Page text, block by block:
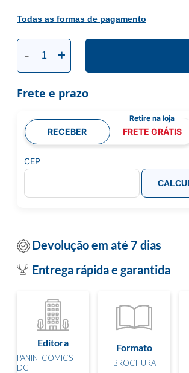
Todas as formas de pagamento
- +
Frete e prazo
RECEBER FRETE GRÁTIS
CEP
Devolução em até 7 dias
Entrega rápida e garantida
Editora
PANINI COMICS -
DC
Formato
BROCHURA